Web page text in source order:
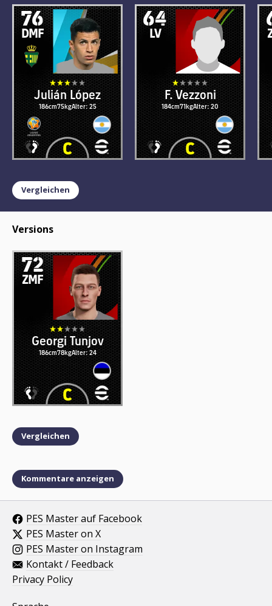
76
DMF
Julián López
186cm75kgAlter: 25
64
LV
F. Vezzoni
184cm71kgAlter: 20
Vergleichen
Versions
72
ZMF
Georgi Tunjov
186cm78kgAlter: 24
Vergleichen
Kommentare anzeigen
PES Master auf Facebook
PES Master on X
PES Master on Instagram
Kontakt / Feedback
Privacy Policy